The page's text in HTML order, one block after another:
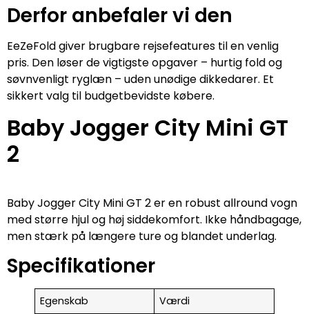
Derfor anbefaler vi den
EeZeFold giver brugbare rejsefeatures til en venlig
pris. Den løser de vigtigste opgaver – hurtig fold og
søvnvenligt ryglæn – uden unødige dikkedarer. Et
sikkert valg til budgetbevidste købere.
Baby Jogger City Mini GT
2
Baby Jogger City Mini GT 2 er en robust allround vogn
med større hjul og høj siddekomfort. Ikke håndbagage,
men stærk på længere ture og blandet underlag.
Specifikationer
Egenskab
Værdi